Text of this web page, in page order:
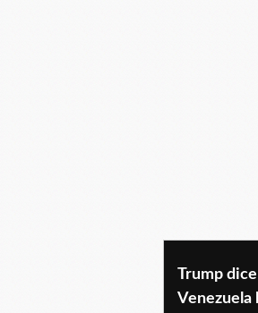
Trump
Venezuela